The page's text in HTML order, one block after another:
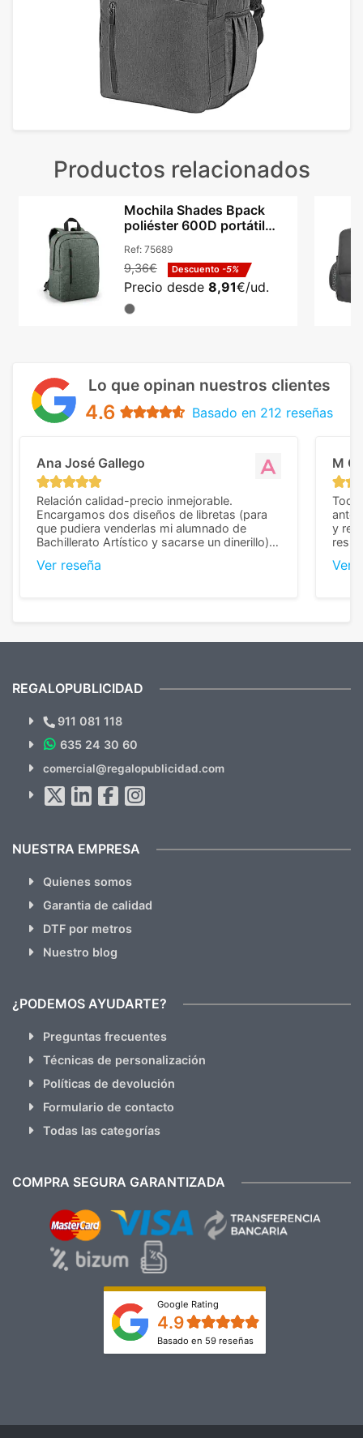
Productos relacionados
Mochila Shades Bpack
poliéster 600D portátil
Ref: 75689
9,36€ Descuento -5%
Precio desde 8,91€/ud.
Lo que opinan nuestros clientes
4.6 Basado en 212 reseñas
Ana José Gallego
Relación calidad-precio inmejorable.
Encargamos dos diseños de libretas (para
que pudiera venderlas mi alumnado de
Bachillerato Artístico y sacarse un dinerillo) y
diferencia, con libretas de muy buena calidad
Ver reseña
M C
Todo
y
Ver
¿Quieres ver nuestras últimas
Novedades y Ofertas?
hacemos Spam)
REGALOPUBLICIDAD
911 081 118
635 24 30 60
comercial@regalopublicidad.com
NUESTRA EMPRESA
Quienes somos
Garantia de calidad
DTF por metros
Nuestro blog
¿PODEMOS AYUDARTE?
Preguntas frecuentes
Técnicas de personalización
Políticas de devolución
Formulario de contacto
Todas las categorías
COMPRA SEGURA GARANTIZADA
Google Rating
4.9
Basado en 59 reseñas